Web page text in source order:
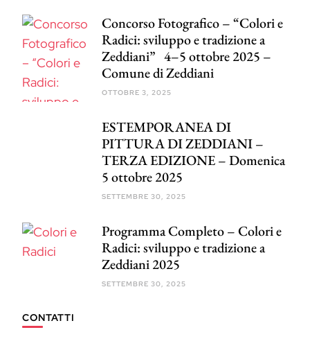
Concorso Fotografico – “Colori e
Radici: sviluppo e tradizione a
Zeddiani” 4–5 ottobre 2025 –
Comune di Zeddiani
OTTOBRE 3, 2025
ESTEMPORANEA DI
PITTURA DI ZEDDIANI –
TERZA EDIZIONE – Domenica
5 ottobre 2025
SETTEMBRE 30, 2025
Programma Completo – Colori e
Radici: sviluppo e tradizione a
Zeddiani 2025
SETTEMBRE 30, 2025
CONTATTI